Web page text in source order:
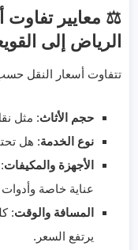
⚖️ معايير
الرياض إلى
تتفاوت أسعار النقل
حجم الأثاث: مثل
نوع الخدمة: هل
الأجهزة والمكيفات
عناية خاصة
المسافة والوقت:
يرتفع السعر.